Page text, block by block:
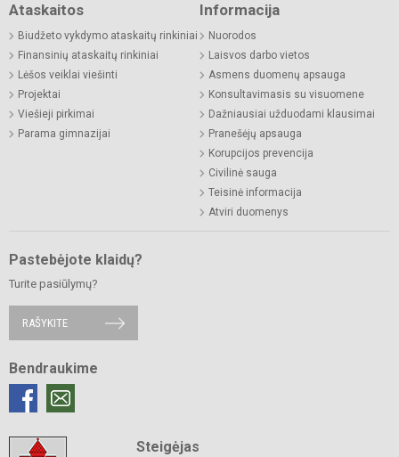
Ataskaitos
Biudžeto vykdymo ataskaitų rinkiniai
Finansinių ataskaitų rinkiniai
Lėšos veiklai viešinti
Projektai
Viešieji pirkimai
Parama gimnazijai
Informacija
Nuorodos
Laisvos darbo vietos
Asmens duomenų apsauga
Konsultavimasis su visuomene
Dažniausiai užduodami klausimai
Pranešėjų apsauga
Korupcijos prevencija
Civilinė sauga
Teisinė informacija
Atviri duomenys
Pastebėjote klaidų?
Turite pasiūlymų?
RAŠYKITE
Bendraukime
Steigėjas